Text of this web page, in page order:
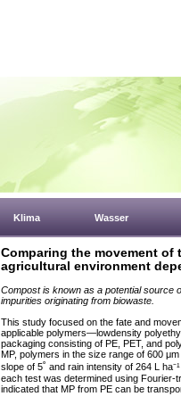
Klima Wasser
Comparing the movement
agricultural environment
Compost is known as a potential source
impurities originating from biowaste.
This study focused on the fate and
applicable polymers—lowdensity
packaging consisting of PE, PET, and
MP, polymers in the size range of 600
slope of 5˚ and rain intensity of 264 L
each test was determined using
indicated that MP from PE can be